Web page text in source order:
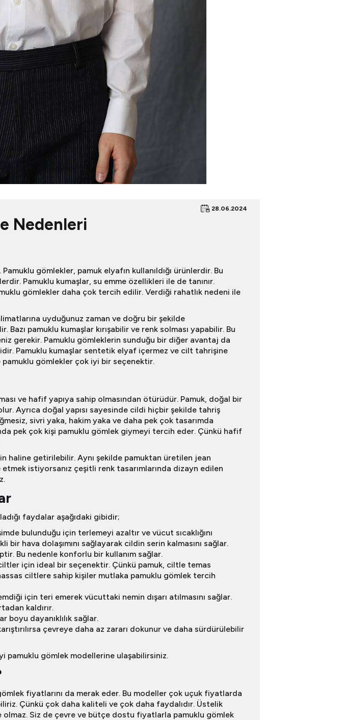
28.06.2024
Nedenleri
gömlekler, pamuk elyafın kullanıldığı ürünlerdir. Bu
Pamuklu kumaşlar, su emme özellikleri ile de tanınır.
gömlekler daha çok tercih edilir. Verdiği rahatlık nedeni ile
uyduğunuz zaman ve doğru bir şekilde
pamuklu kumaşlar kırışabilir ve renk solması yapabilir. Bu
gerekir. Pamuklu gömleklerin sunduğu bir diğer avantaj da
Pamuklu kumaşlar sentetik elyaf içermez ve cilt tahrişine
pamuklu gömlekler çok iyi bir seçenektir.
ve hafif yapıya sahip olmasından ötürüdür. Pamuk, doğal bir
Ayrıca doğal yapısı sayesinde cildi hiçbir şekilde tahriş
sivri yaka, hakim yaka ve daha pek çok tasarımda
pek çok kişi pamuklu gömlek giymeyi tercih eder. Çünkü hafif
haline getirilebilir. Aynı şekilde pamuktan üretilen jean
istiyorsanız çeşitli renk tasarımlarında dizayn edilen
faydalar aşağıdaki gibidir;
bulunduğu için terlemeyi azaltır ve vücut sıcaklığını
bir hava dolaşımını sağlayarak cildin serin kalmasını sağlar.
Bu nedenle konforlu bir kullanım sağlar.
için ideal bir seçenektir. Çünkü pamuk, ciltle temas
ciltlere sahip kişiler mutlaka pamuklu gömlek tercih
için teri emerek vücuttaki nemin dışarı atılmasını sağlar.
kaldırır.
boyu dayanıklılık sağlar.
çevreye daha az zararı dokunur ve daha sürdürülebilir
gömlek modellerine ulaşabilirsiniz.
fiyatlarını da merak eder. Bu modeller çok uçuk fiyatlarda
Çünkü çok daha kaliteli ve çok daha faydalıdır. Üstelik
olmaz. Siz de çevre ve bütçe dostu fiyatlarla pamuklu gömlek